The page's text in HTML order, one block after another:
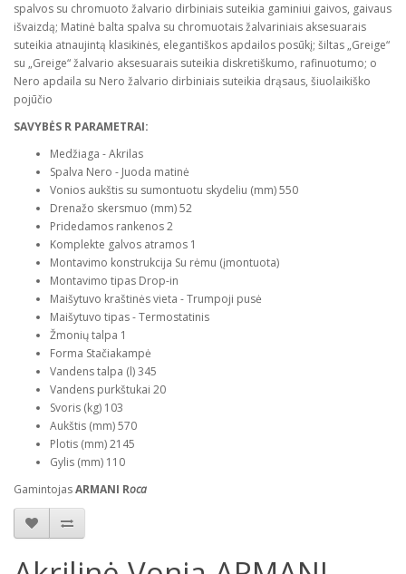
spalvos su chromuoto žalvario dirbiniais suteikia gaminiui gaivos, gaivaus
išvaizdą; Matinė balta spalva su chromuotais žalvariniais aksesuarais
suteikia atnaujintą klasikinės, elegantiškos apdailos posūkį; šiltas „Greige“
su „Greige“ žalvario aksesuarais suteikia diskretiškumo, rafinuotumo; o
Nero apdaila su Nero žalvario dirbiniais suteikia drąsaus, šiuolaikiško
pojūčio
SAVYBĖS R PARAMETRAI:
Medžiaga - Akrilas
Spalva Nero - Juoda matinė
Vonios aukštis su sumontuotu skydeliu (mm) 550
Drenažo skersmuo (mm) 52
Pridedamos rankenos 2
Komplekte galvos atramos 1
Montavimo konstrukcija Su rėmu (įmontuota)
Montavimo tipas Drop-in
Maišytuvo kraštinės vieta - Trumpoji pusė
Maišytuvo tipas - Termostatinis
Žmonių talpa 1
Forma Stačiakampė
Vandens talpa (l) 345
Vandens purkštukai 20
Svoris (kg) 103
Aukštis (mm) 570
Plotis (mm) 2145
Gylis (mm) 110
GamintojasARMANI Roca